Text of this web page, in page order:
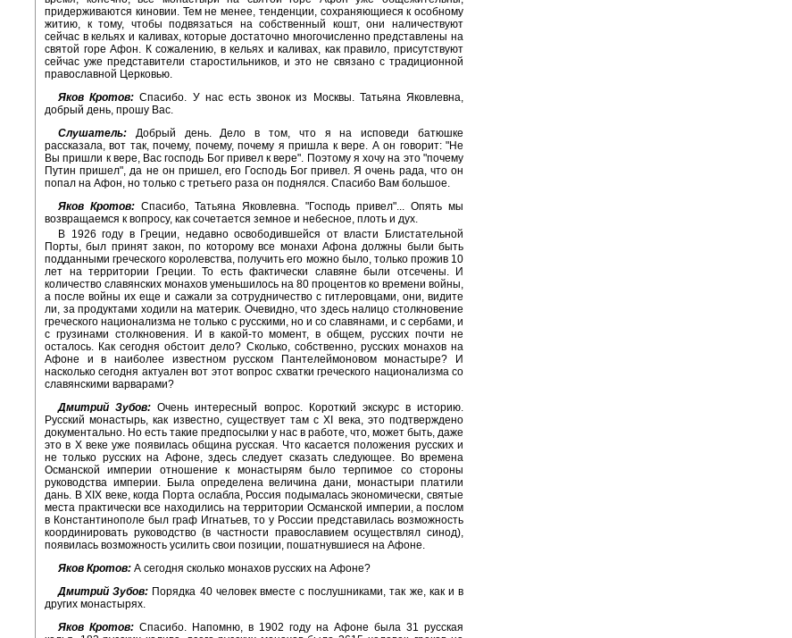
придерживаются киновии. Тем не менее, тенденции, сохраняющиеся к особному
житию, к тому, чтобы подвязаться на собственный кошт, они наличествуют
сейчас в кельях и каливах, которые достаточно многочисленно представлены на
святой горе Афон. К сожалению, в кельях и каливах, как правило, присутствуют
сейчас уже представители старостильников, и это не связано с традиционной
православной Церковью.
Яков Кротов: Спасибо. У нас есть звонок из Москвы. Татьяна Яковлевна,
добрый день, прошу Вас.
Слушатель: Добрый день. Дело в том, что я на исповеди батюшке
рассказала, вот так, почему, почему, почему я пришла к вере. А он говорит: "Не
Вы пришли к вере, Вас господь Бог привел к вере". Поэтому я хочу на это "почему
Путин пришел", да не он пришел, его Господь Бог привел. Я очень рада, что он
попал на Афон, но только с третьего раза он поднялся. Спасибо Вам большое.
Яков Кротов: Спасибо, Татьяна Яковлевна. "Господь привел"... Опять мы
возвращаемся к вопросу, как сочетается земное и небесное, плоть и дух.
В 1926 году в Греции, недавно освободившейся от власти Блистательной
Порты, был принят закон, по которому все монахи Афона должны были быть
подданными греческого королевства, получить его можно было, только прожив 10
лет на территории Греции. То есть фактически славяне были отсечены. И
количество славянских монахов уменьшилось на 80 процентов ко времени войны,
а после войны их еще и сажали за сотрудничество с гитлеровцами, они, видите
ли, за продуктами ходили на материк. Очевидно, что здесь налицо столкновение
греческого национализма не только с русскими, но и со славянами, и с сербами, и
с грузинами столкновения. И в какой-то момент, в общем, русских почти не
осталось. Как сегодня обстоит дело? Сколько, собственно, русских монахов на
Афоне и в наиболее известном русском Пантелеймоновом монастыре? И
насколько сегодня актуален вот этот вопрос схватки греческого национализма со
славянскими варварами?
Дмитрий Зубов: Очень интересный вопрос. Короткий экскурс в историю.
Русский монастырь, как известно, существует там с XI века, это подтверждено
документально. Но есть такие предпосылки у нас в работе, что, может быть, даже
это в X веке уже появилась община русская. Что касается положения русских и
не только русских на Афоне, здесь следует сказать следующее. Во времена
Османской империи отношение к монастырям было терпимое со стороны
руководства империи. Была определена величина дани, монастыри платили
дань. В XIX веке, когда Порта ослабла, Россия подымалась экономически, святые
места практически все находились на территории Османской империи, а послом
в Константинополе был граф Игнатьев, то у России представилась возможность
координировать руководство (в частности православием осуществлял синод),
появилась возможность усилить свои позиции, пошатнувшиеся на Афоне.
Яков Кротов: А сегодня сколько монахов русских на Афоне?
Дмитрий Зубов: Порядка 40 человек вместе с послушниками, так же, как и в
других монастырях.
Яков Кротов: Спасибо. Напомню, в 1902 году на Афоне была 31 русская